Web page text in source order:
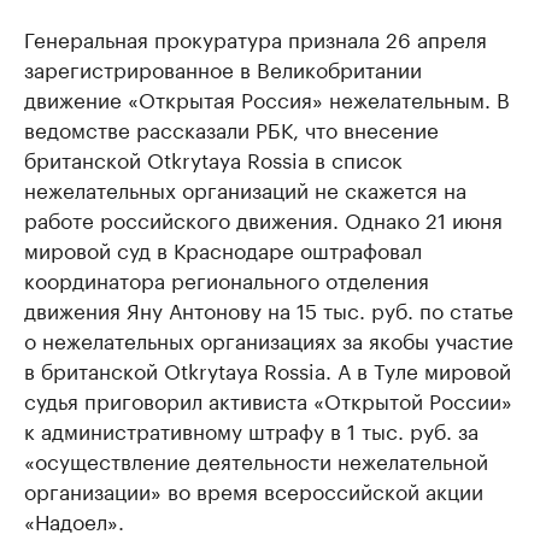
Генеральная прокуратура признала 26 апреля
зарегистрированное в Великобритании
движение «Открытая Россия» нежелательным. В
ведомстве рассказали РБК, что внесение
британской Otkrytaya Rossia в список
нежелательных организаций не скажется на
работе российского движения. Однако 21 июня
мировой суд в Краснодаре оштрафовал
координатора регионального отделения
движения Яну Антонову на 15 тыс. руб. по статье
о нежелательных организациях за якобы участие
в британской Otkrytaya Rossia. А в Туле мировой
судья приговорил активиста «Открытой России»
к административному штрафу в 1 тыс. руб. за
«осуществление деятельности нежелательной
организации» во время всероссийской акции
«Надоел».